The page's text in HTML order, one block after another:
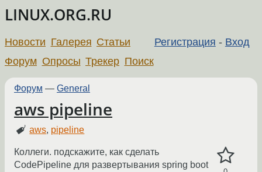
LINUX.ORG.RU
Регистрация - Вход
Новости Галерея Статьи
Форум Опросы Трекер Поиск
Форум — General
aws pipeline
aws, pipeline
Коллеги. подскажите, как сделать
CodePipeline для развертывания spring boot